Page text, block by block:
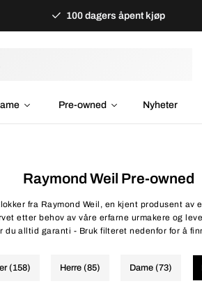
100 dagers åpent kjøp
Pre-owned Nyheter
Raymond Weil Pre-owned
fra Raymond Weil, en kjent produsent av
etter behov av våre erfarne urmakere og
du alltid garanti - Bruk filteret nedenfor for å
(158) Herre (85) Dame (73)